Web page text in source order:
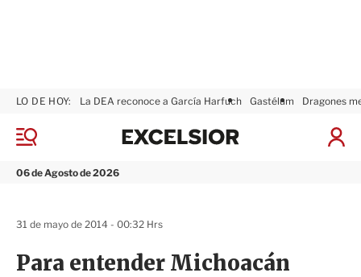
M
n
06 de Agosto de 2026
LO DE HOY: La DEA reconoce a García Harfuch Gastélum Dragones
I
x
Para entender Michoacán
31 de mayo de 2014 - 00:32 Hrs